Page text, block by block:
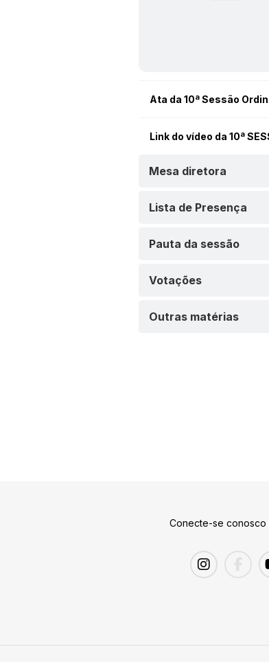
Ata da 10ª Sessão
Link do vídeo da 10ª
Mesa diretora
Lista de Presença
Pauta da sessão
Votações
Outras matérias
Conecte-se conosco